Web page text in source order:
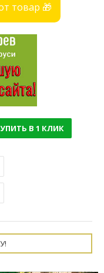
товар 🎁
В 1 КЛИК